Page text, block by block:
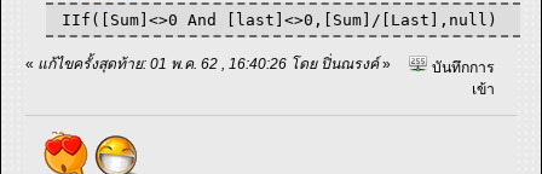
IIf([Sum]<>0 And [last]<>0,[Sum]/[Last],null)
« แก้ไขครั้งสุดท้าย: 01 พ.ค. 62 , 16:40:26 โดย ปิ่นณรงค์»
บันทึกการ
เข้า